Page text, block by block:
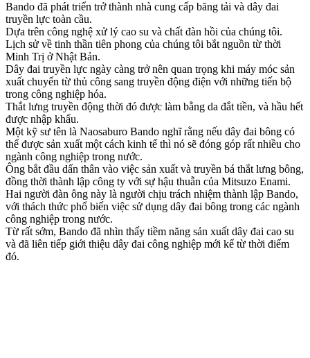
Bando đã phát triển trở thành nhà cung cấp băng tải và dây đai
truyền lực toàn cầu.
Dựa trên công nghệ xử lý cao su và chất đàn hồi của chúng tôi.
Lịch sử về tinh thần tiên phong của chúng tôi bắt nguồn từ thời
Minh Trị ở Nhật Bản.
Dây đai truyền lực ngày càng trở nên quan trọng khi máy móc sản
xuất chuyển từ thủ công sang truyền động điện với những tiến bộ
trong công nghiệp hóa.
Thắt lưng truyền động thời đó được làm bằng da đắt tiền, và hầu hết
được nhập khẩu.
Một kỹ sư tên là Naosaburo Bando nghĩ rằng nếu dây đai bông có
thể được sản xuất một cách kinh tế thì nó sẽ đóng góp rất nhiều cho
ngành công nghiệp trong nước.
Ông bắt đầu dấn thân vào việc sản xuất và truyền bá thắt lưng bông,
đồng thời thành lập công ty với sự hậu thuẫn của Mitsuzo Enami.
Hai người đàn ông này là người chịu trách nhiệm thành lập Bando,
với thách thức phổ biến việc sử dụng dây đai bông trong các ngành
công nghiệp trong nước.
Từ rất sớm, Bando đã nhìn thấy tiềm năng sản xuất dây đai cao su
và đã liên tiếp giới thiệu dây đai công nghiệp mới kể từ thời điểm
đó.